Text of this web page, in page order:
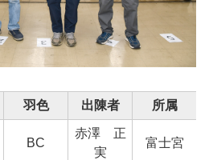
羽色 出陳者 所属
BC
赤澤 正
実
富士宮